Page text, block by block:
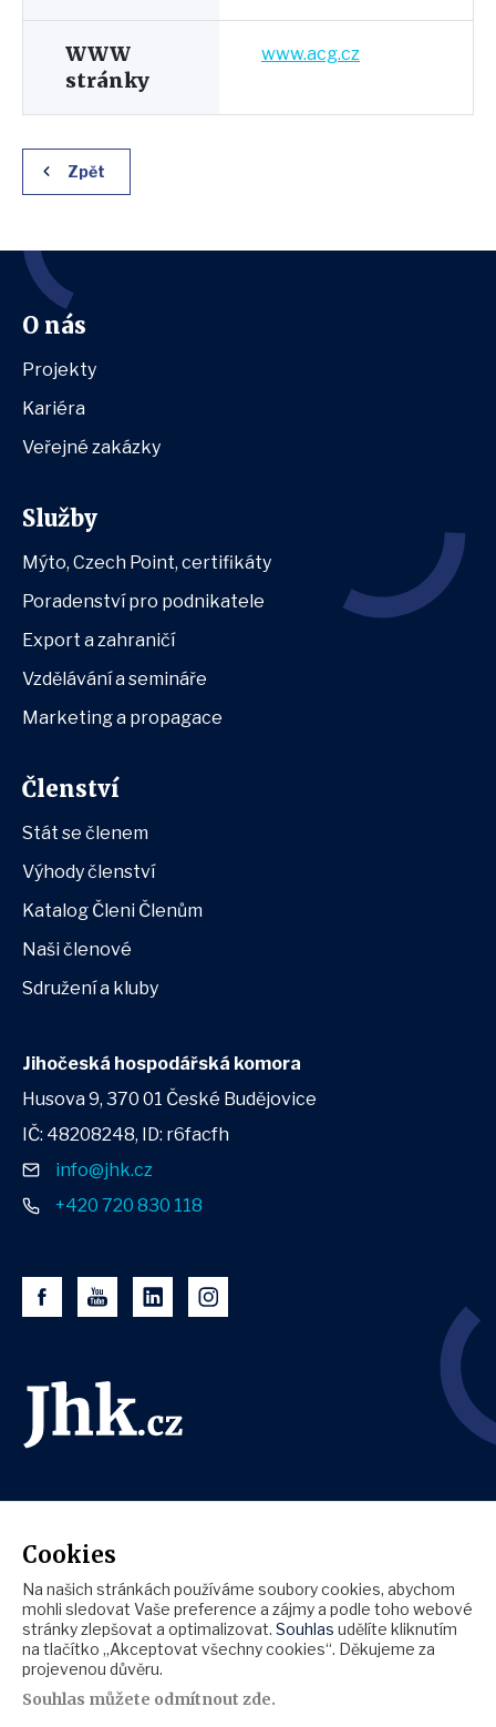
WWW
stránky
www.acg.cz
Zpět
O nás
Projekty
Kariéra
Veřejné zakázky
Služby
Mýto, Czech Point, certifikáty
Poradenství pro podnikatele
Export a zahraničí
Vzdělávání a semináře
Marketing a propagace
Členství
Stát se členem
Výhody členství
Katalog Členi Členům
Naši členové
Sdružení a kluby
Jihočeská hospodářská komora
Husova 9, 370 01 České Budějovice
IČ: 48208248, ID: r6facfh
info@jhk.cz
+420 720 830 118
Cookies
Na našich stránkách používáme soubory cookies, abychom
mohli sledovat Vaše preference a zájmy a podle toho webové
stránky zlepšovat a optimalizovat. Souhlas udělíte kliknutím
na tlačítko „Akceptovat všechny cookies“. Děkujeme za
projevenou důvěru.
Souhlas můžete odmítnout zde.